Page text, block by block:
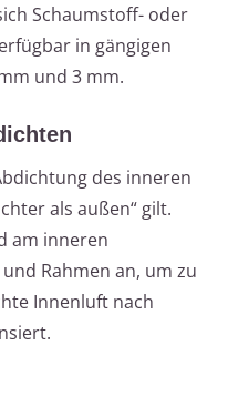
Schaumstoff- oder
in gängigen
und 3 mm.
des inneren
als außen“ gilt.
am inneren
Rahmen an, um zu
Innenluft nach